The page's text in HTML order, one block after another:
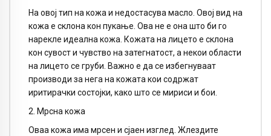
На овој тип на кожа и недостасува масло. Овој вид на
кожа е склона кон пукање. Ова не е она што би го
нарекле идеална кожа. Кожата на лицето е склона
кон сувост и чувство на затегнатост, а некои области
на лицето се груби. Важно е да се избегнуваат
производи за нега на кожата кои содржат
иритирачки состојки, како што се мириси и бои.
2. Мрсна кожа
Оваа кожа има мрсен и сјаен изглед. Жлездите